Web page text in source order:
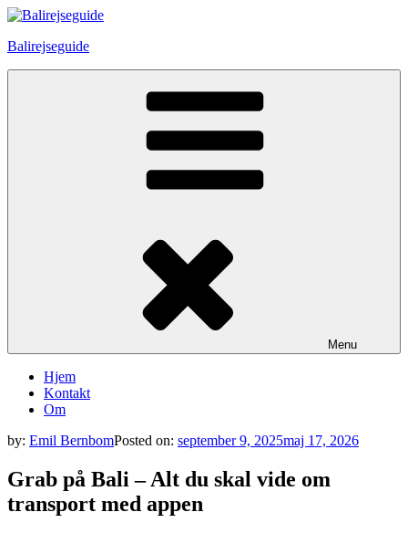
Skip
content
Balirejseguide
Menu
Hjem
Kontakt
Om
by: Emil BernbomPosted on: september 9, 2025maj 17, 2026
Grab på Bali – Alt du skal vide om
transport med appen